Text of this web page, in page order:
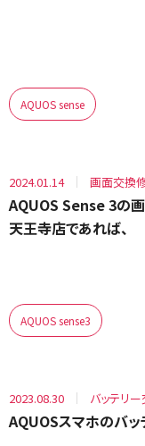
AQUOS sense
2024.01.14 画面交換
AQUOS Sense 3の画
天王寺店であれば、
AQUOS sense3
2023.08.30 バッテリ
AQUOSスマホのバッ